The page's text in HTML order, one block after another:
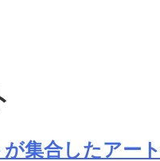
集合したアー